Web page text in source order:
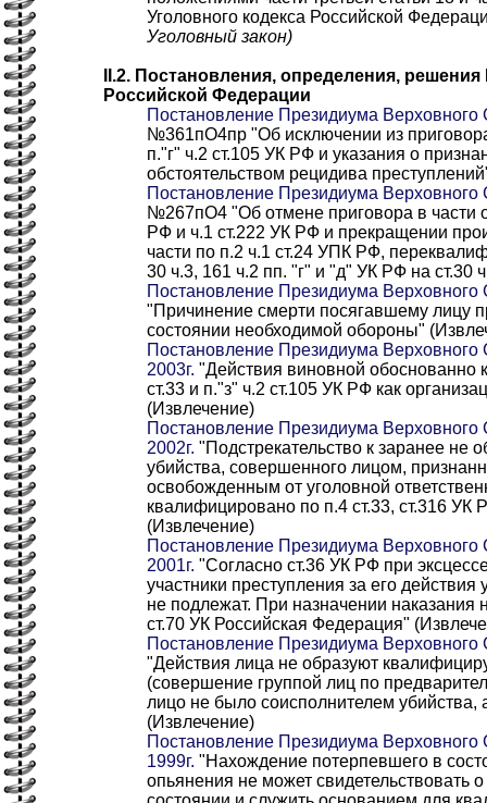
Уголовного кодекса Российской
Уголовный закон)
II.2. Постановления, определения,
Российской Федерации
Постановление Президиума Верховного
№361пО4пр "Об исключении из
п."г" ч.2 ст.105 УК РФ и указания о
обстоятельством рецидива
Постановление Президиума Верховного
№267пО4 "Об отмене приговора в части
РФ и ч.1 ст.222 УК РФ и прекращении
части по п.2 ч.1 ст.24 УПК РФ,
30 ч.3, 161 ч.2 пп. "г" и "д" УК РФ на ст.30
Постановление Президиума Верховного
"Причинение смерти посягавшему лицу
состоянии необходимой обороны"
Постановление Президиума
2003г. "Действия виновной обоснованно
ст.33 и п."з" ч.2 ст.105 УК РФ как
(Извлечение)
Постановление Президиума
2002г. "Подстрекательство к заранее не
убийства, совершенного лицом,
освобожденным от уголовной
квалифицировано по п.4 ст.33, ст.316 УК
(Извлечение)
Постановление Президиума Верховного
2001г. "Согласно ст.36 УК РФ при
участники преступления за его действия
не подлежат. При назначении наказания
ст.70 УК Российская Федерация"
Постановление Президиума Верховного
"Действия лица не образуют
(совершение группой лиц по
лицо не было соисполнителем убийства,
(Извлечение)
Постановление Президиума Верховного
1999г. "Нахождение потерпевшего в
опьянения не может свидетельствовать